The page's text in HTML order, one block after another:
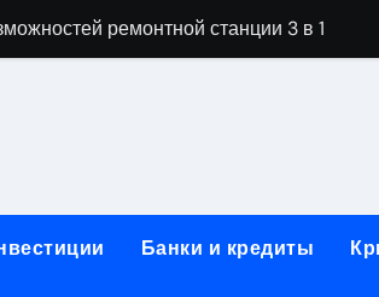
ремонтной станции 3 в 1
изоляции для промышленных
онлайн-образования в сфере
Банки и кредиты